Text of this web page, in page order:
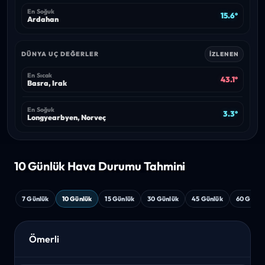
En Soğuk
Ardahan 15.6°
DÜNYA UÇ DEĞERLER İZLENEN
En Sıcak
Basra, Irak 43.1°
En Soğuk
Longyearbyen, Norveç 3.3°
10 Günlük Hava Durumu Tahmini
7 Günlük 10 Günlük 15 Günlük 30 Günlük 45 Günlük 60
Ömerli